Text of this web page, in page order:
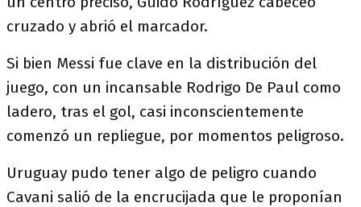
cruzado y abrió el marcador.
Si bien Messi fue clave en la distribución del
juego, con un incansable Rodrigo De Paul como
ladero, tras el gol, casi inconscientemente
comenzó un repliegue, por momentos peligroso.
Uruguay pudo tener algo de peligro cuando
Cavani salió de la encrucijada que le proponían